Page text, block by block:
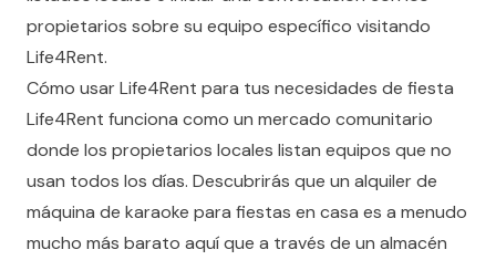
propietarios sobre su equipo específico visitando
Life4Rent.
Cómo usar Life4Rent para tus necesidades de fiesta
Life4Rent funciona como un mercado comunitario
donde los propietarios locales listan equipos que no
usan todos los días. Descubrirás que un alquiler de
máquina de karaoke para fiestas en casa es a menudo
mucho más barato aquí que a través de un almacén